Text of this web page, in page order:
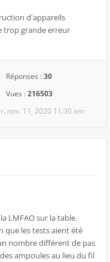
d'appareils
trop grande erreur
Réponses :30
Vues :216503
nov. 11, 2020 11:30 am
LMFAO sur la table.
que les tests aient été
nombre différent de pas
ampoules au lieu du fil